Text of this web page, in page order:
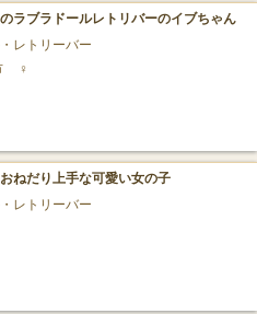
ラブラドールレトリバーのイブちゃん
レトリーバー
♀
ねだり上手な可愛い女の子
レトリーバー